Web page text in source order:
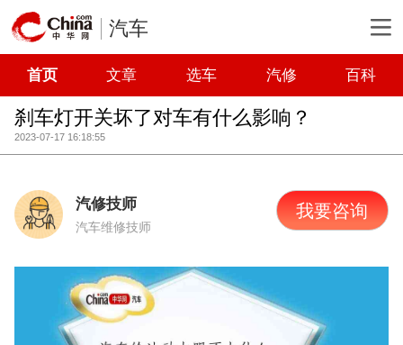
汽车
首页 文章 选车 汽修 百科
刹车灯开关坏了对车有什么影响？
2023-07-17 16:18:55
汽修技师
汽车维修技师
我要咨询